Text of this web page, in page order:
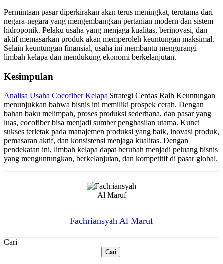
Permintaan pasar diperkirakan akan terus meningkat, terutama dari
negara-negara yang mengembangkan pertanian modern dan sistem
hidroponik. Pelaku usaha yang menjaga kualitas, berinovasi, dan
aktif memasarkan produk akan memperoleh keuntungan maksimal.
Selain keuntungan finansial, usaha ini membantu mengurangi
limbah kelapa dan mendukung ekonomi berkelanjutan.
Kesimpulan
Analisa Usaha Cocofiber Kelapa Strategi Cerdas Raih Keuntungan
menunjukkan bahwa bisnis ini memiliki prospek cerah. Dengan
bahan baku melimpah, proses produksi sederhana, dan pasar yang
luas, cocofiber bisa menjadi sumber penghasilan utama. Kunci
sukses terletak pada manajemen produksi yang baik, inovasi produk,
pemasaran aktif, dan konsistensi menjaga kualitas. Dengan
pendekatan ini, limbah kelapa dapat berubah menjadi peluang bisnis
yang menguntungkan, berkelanjutan, dan kompetitif di pasar global.
Fachriansyah Al Maruf
Cari
Cari